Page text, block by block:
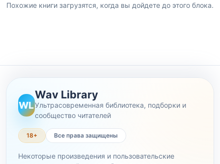
Похожие книги загрузятся, когда вы дойдете до этого блока.
WL
Wav Library
Ультрасовременная библиотека, подборки и
сообщество читателей
18+ Все права защищены
Некоторые произведения и пользовательские